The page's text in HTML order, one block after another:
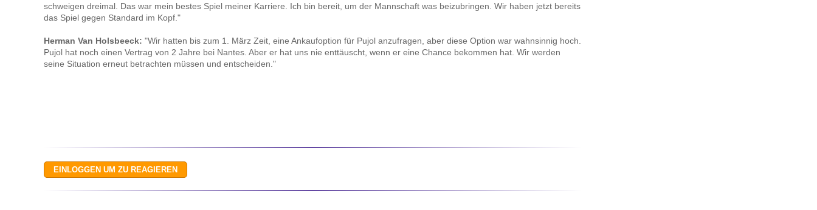
schweigen dreimal. Das war mein bestes Spiel meiner Karriere. Ich bin bereit, um der Mannschaft was beizubringen. Wir haben jetzt bereits
das Spiel gegen Standard im Kopf."
Herman Van Holsbeeck: "Wir hatten bis zum 1. März Zeit, eine Ankaufoption für Pujol anzufragen, aber diese Option war wahnsinnig hoch.
Pujol hat noch einen Vertrag von 2 Jahre bei Nantes. Aber er hat uns nie enttäuscht, wenn er eine Chance bekommen hat. Wir werden
seine Situation erneut betrachten müssen und entscheiden."